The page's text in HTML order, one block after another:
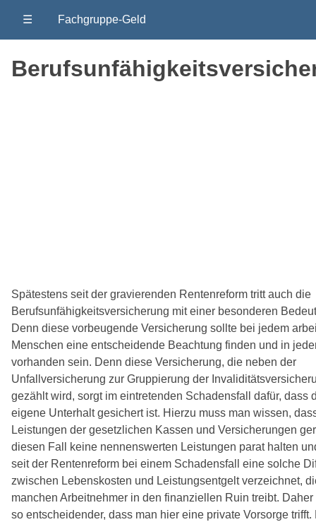
☰ Fachgruppe-Geld
Spätestens seit der gravierenden Rentenreform tritt auch die
Berufsunfähigkeitsversicherung mit einer besonderen
Denn diese vorbeugende Versicherung sollte bei jedem
Menschen eine entscheidende Beachtung finden und in
vorhanden sein. Denn diese Versicherung, die neben der
Unfallversicherung zur Gruppierung der
gezählt wird, sorgt im eintretenden Schadensfall dafür, dass
eigene Unterhalt gesichert ist. Hierzu muss man wissen,
Leistungen der gesetzlichen Kassen und Versicherungen
diesen Fall keine nennenswerten Leistungen parat halten
seit der Rentenreform bei einem Schadensfall eine solche
zwischen Lebenskosten und Leistungsentgelt verzeichnet,
manchen Arbeitnehmer in den finanziellen Ruin treibt. Daher
so entscheidender, dass man hier eine private Vorsorge trifft.